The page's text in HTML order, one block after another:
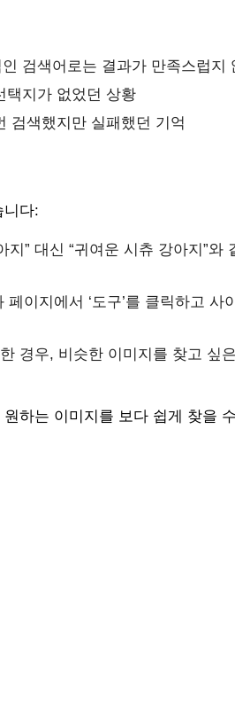
검색어로는 결과가 만족스럽지
택지가 없었던 상황
검색했지만 실패했던 기억
니다:
” 대신 “귀여운 시츄 강아지”와
이지에서 ‘도구’를 클릭하고 사
경우, 비슷한 이미지를 찾고 싶
하는 이미지를 보다 쉽게 찾을